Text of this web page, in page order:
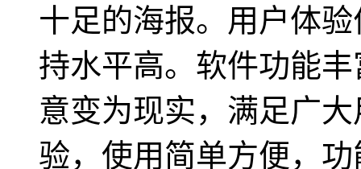
十足的海报。用户体
持水平高。软件功能
意变为现实，满足广
验，使用简单方便，